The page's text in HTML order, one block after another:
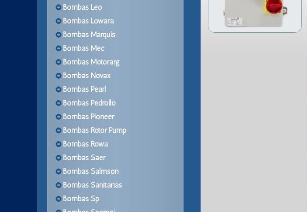
Bombas Leo
Bombas Lowara
Bombas Marquis
Bombas Mec
Bombas Motorarg
Bombas Novax
Bombas Pearl
Bombas Pedrollo
Bombas Pioneer
Bombas Rotor Pump
Bombas Rowa
Bombas Saer
Bombas Salmson
Bombas Sanitarias
Bombas Sp